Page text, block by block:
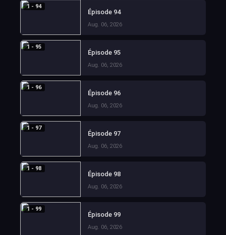
1 - 94
Épisode 94
Aug. 06, 2026
1 - 95
Épisode 95
Aug. 06, 2026
1 - 96
Épisode 96
Aug. 06, 2026
1 - 97
Épisode 97
Aug. 06, 2026
1 - 98
Épisode 98
Aug. 06, 2026
1 - 99
Épisode 99
Aug. 06, 2026